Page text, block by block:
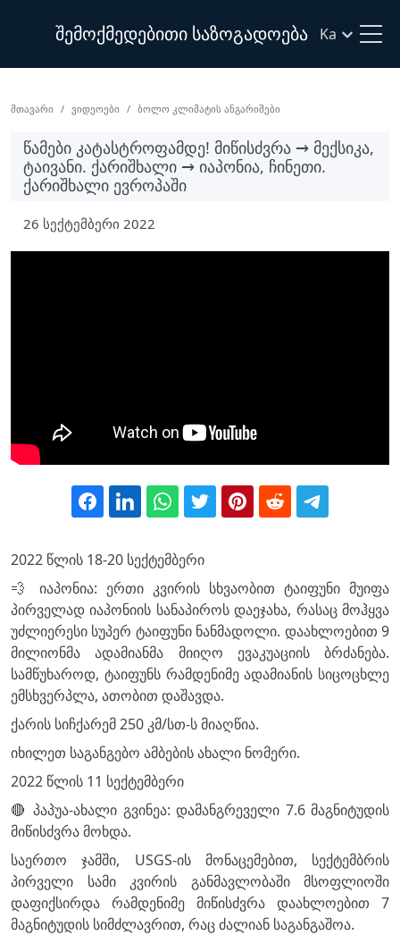
შემოქმედებითი საზოგადოება Ka
Მთავარი Ვიდეოები Ბოლო Კლიმატის Ანგარიშები
ᲬᲐᲛᲔᲑᲘ ᲙᲐᲢᲐᲡᲢᲠᲝᲤᲐᲛᲓᲔ! ᲛᲘᲬᲘᲡᲫᲕᲠᲐ → ᲛᲔᲥᲡᲘᲙᲐ,
ᲢᲐᲘᲕᲐᲜᲘ. ᲥᲐᲠᲘᲨᲮᲐᲚᲘ → ᲘᲐᲞᲝᲜᲘᲐ, ᲩᲘᲜᲔᲗᲘ.
ᲥᲐᲠᲘᲨᲮᲐᲚᲘ ᲔᲕᲠᲝᲞᲐᲨᲘ
26 სექტემბერი 2022
2022 წლის 18-20 სექტემბერი
💨 იაპონია: ერთი კვირის სხვაობით ტაიფუნი მუიფა
პირველად იაპონიის სანაპიროს დაეჯახა, რასაც მოჰყვა
უძლიერესი სუპერ ტაიფუნი ნანმადოლი. დაახლოებით 9
მილიონმა ადამიანმა მიიღო ევაკუაციის ბრძანება.
სამწუხაროდ, ტაიფუნს რამდენიმე ადამიანის სიცოცხლე
ემსხვერპლა, ათობით დაშავდა.
ქარის სიჩქარემ 250 კმ/სთ-ს მიაღწია.
იხილეთ საგანგებო ამბების ახალი ნომერი.
2022 წლის 11 სექტემბერი
🔴 პაპუა-ახალი გვინეა: დამანგრეველი 7.6 მაგნიტუდის
მიწისძვრა მოხდა.
საერთო ჯამში, USGS-ის მონაცემებით, სექტემბრის
პირველი სამი კვირის განმავლობაში მსოფლიოში
დაფიქსირდა რამდენიმე მიწისძვრა დაახლოებით 7
მაგნიტუდის სიმძლავრით, რაც ძალიან საგანგაშოა.